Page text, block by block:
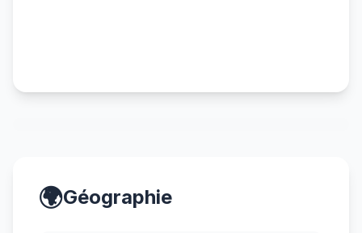
🌍Géographie